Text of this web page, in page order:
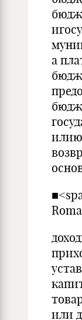
а
или